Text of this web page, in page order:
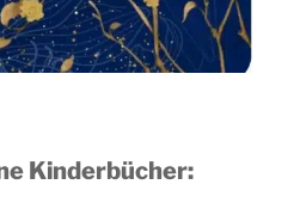
Kinderbücher: